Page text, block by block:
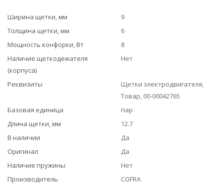
Ширина щетки, мм
9
Толщина щетки, мм
6
Мощность конфорки, Вт
8
Наличие щеткодежателя
(корпуса)
Нет
Реквизиты
Щетки электродвигателя,
Товар, 00-00042765
Базовая единица
пар
Длина щетки, мм
12.7
В наличии
Да
Оригинал
Да
Наличие пружины
Нет
Производитель
COFRA